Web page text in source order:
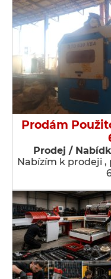
Prodám
Prodej /
Nabízím k prodeji ,